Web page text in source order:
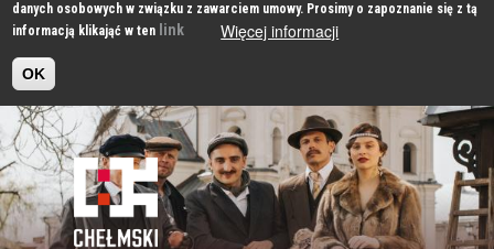
danych osobowych w związku z zawarciem umowy. Prosimy o zapoznanie się z tą
informacją klikająć w ten link Więcej informacji
OK